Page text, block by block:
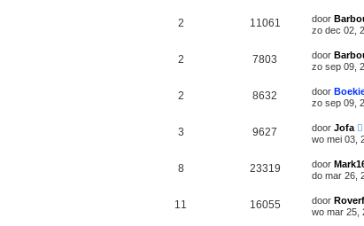
2 11061 door
zo dec 02,
2 7803 door
zo sep 09,
2 8632 door
zo sep 09,
3 9627 door Jofa
wo mei 03,
8 23319 door
do mar 26,
11 16055 door
wo mar 25,